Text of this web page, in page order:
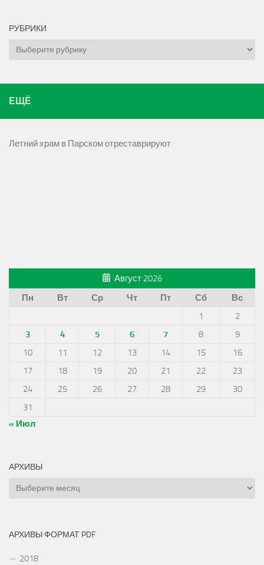
РУБРИКИ
Рубрики
ЕЩЁ
Летний храм в Парском отреставрируют
Август 2026
Пн
Вт Ср Чт Пт Сб
Вс
1
2
3
4 5 6 7 8
9
10
11 12 13 14 15
16
17
18 19 20 21 22
23
24
25 26 27 28 29
30
31
« Июл
АРХИВЫ
Архивы
АРХИВЫ ФОРМАТ PDF
2018